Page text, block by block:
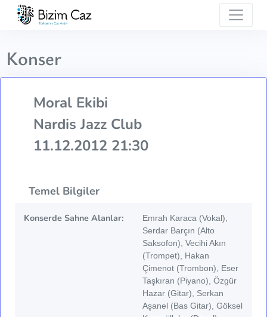
Konser
Moral Ekibi
Nardis Jazz Club
11.12.2012 21:30
Temel Bilgiler
Konserde Sahne Alanlar:
Emrah Karaca (Vokal),
Serdar Barçın (Alto
Saksofon), Vecihi Akın
(Trompet), Hakan
Çimenot (Trombon), Eser
Taşkıran (Piyano), Özgür
Hazar (Gitar), Serkan
Aşanel (Bas Gitar), Göksel